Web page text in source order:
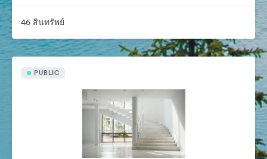
46 สินทรัพย์
PUBLIC